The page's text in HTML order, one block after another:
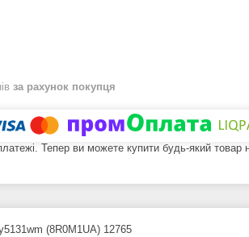
за рахунок покупця
Тепер ви можете купити будь-який товар
(8R0M1UA) 12765